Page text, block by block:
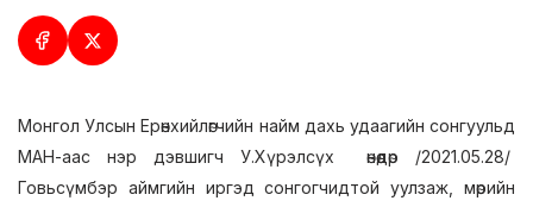
Монгол Улсын Ерөнхийлөгчийн найм дахь удаагийн сонгуульд
МАН-аас нэр дэвшигч У.Хүрэлсүх өнөөдөр /2021.05.28/
Говьсүмбэр аймгийн иргэд сонгогчидтой уулзаж, мөрийн